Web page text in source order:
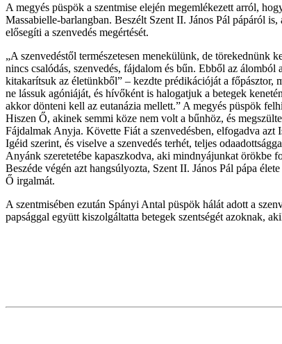
A megyés püspök a szentmise elején megemlékezett arról,
Massabielle-barlangban. Beszélt Szent II. János Pál pápáról
elősegíti a szenvedés megértését.
„A szenvedéstől természetesen menekülünk, de törekednünk
nincs csalódás, szenvedés, fájdalom és bűn. Ebből az
kitakarítsuk az életünkből” – kezdte prédikációját a főpásztor,
ne lássuk agóniáját, és hívőként is halogatjuk a betegek
akkor dönteni kell az eutanázia mellett.” A megyés püspök
Hiszen Ő, akinek semmi köze nem volt a bűnhöz, és
Fájdalmak Anyja. Követte Fiát a szenvedésben, elfogadva
Igéid szerint, és viselve a szenvedés terhét, teljes
Anyánk szeretetébe kapaszkodva, aki mindnyájunkat örökbe
Beszéde végén azt hangsúlyozta, Szent II. János Pál pápa
Ő irgalmát.
A szentmisében ezután Spányi Antal püspök hálát adott a
papsággal együtt kiszolgáltatta betegek szentségét azoknak,